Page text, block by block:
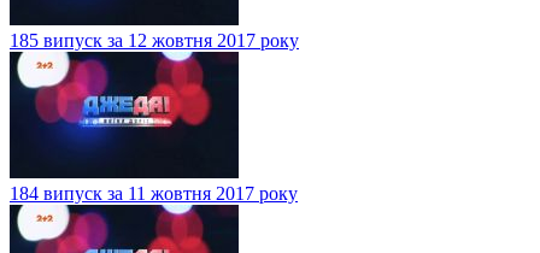
185 випуск за 12 жовтня 2017 року
184 випуск за 11 жовтня 2017 року